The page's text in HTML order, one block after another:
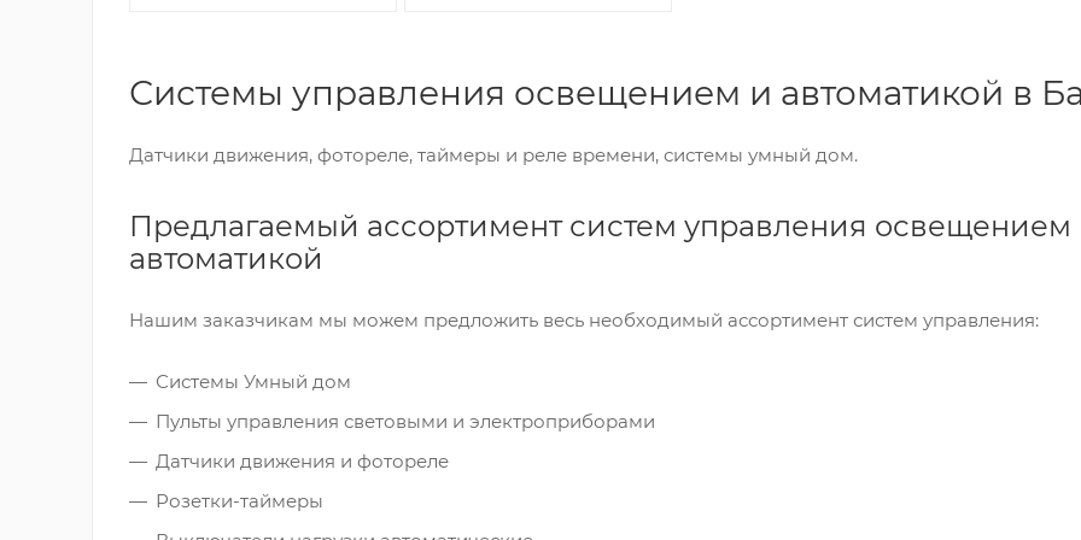
Системы управления освещением и автоматикой в
Датчики движения, фотореле, таймеры и реле времени, системы умный дом.
Предлагаемый ассортимент систем управления освещением
автоматикой
Нашим заказчикам мы можем предложить весь необходимый ассортимент систем управления:
Системы Умный дом
Пульты управления световыми и электроприборами
Датчики движения и фотореле
Розетки-таймеры